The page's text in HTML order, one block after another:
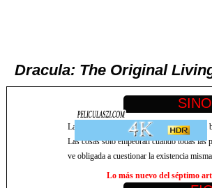
Dracula: The Original
La detective Amelia Van Helsing está en la
Las cosas solo empeoran cuando todas las
ve obligada a cuestionar la existencia
Lo más nuevo del séptimo